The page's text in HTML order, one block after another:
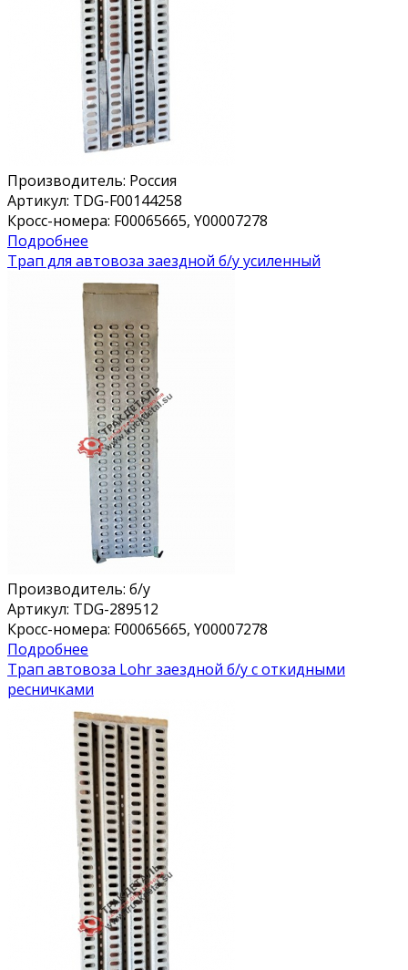
Производитель: Россия
Артикул: TDG-F00144258
Кросс-номера: F00065665, Y00007278
Подробнее
Трап для автовоза заездной б/у усиленный
Производитель: б/у
Артикул: TDG-289512
Кросс-номера: F00065665, Y00007278
Подробнее
Трап автовоза Lohr заездной б/у с откидными
ресничками